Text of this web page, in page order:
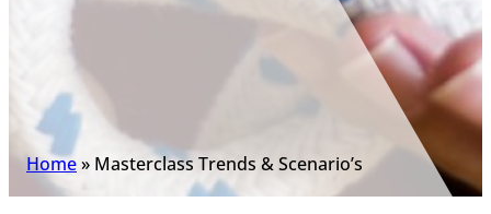
Home» Masterclass Trends & Scenario’s